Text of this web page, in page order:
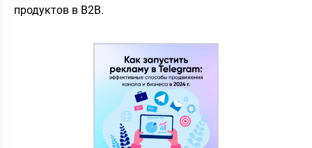
продуктов в B2B.